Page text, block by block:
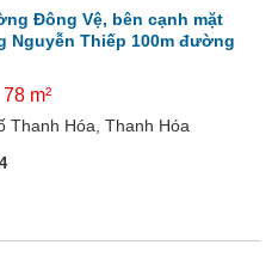
Đông Vệ, bên cạnh mặt
Nguyễn Thiếp 100m đường
78 m²
Thanh Hóa, Thanh Hóa